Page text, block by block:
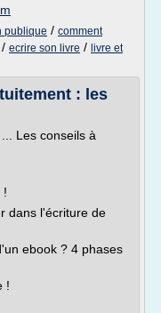
publique / comment
/ ecrire son livre / livre et
: les
Les conseils à
!
dans l'écriture de
ebook ? 4 phases
!